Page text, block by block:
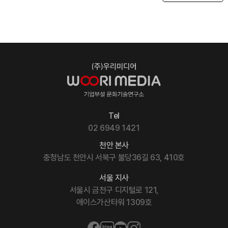
천안 본사
충청남도 천안시 서북구 불당36길 63, 410호
Tel
02 6949 1421
서울 지사
서울시 금천구 디지털로 121,
에이스가산타워 1309호